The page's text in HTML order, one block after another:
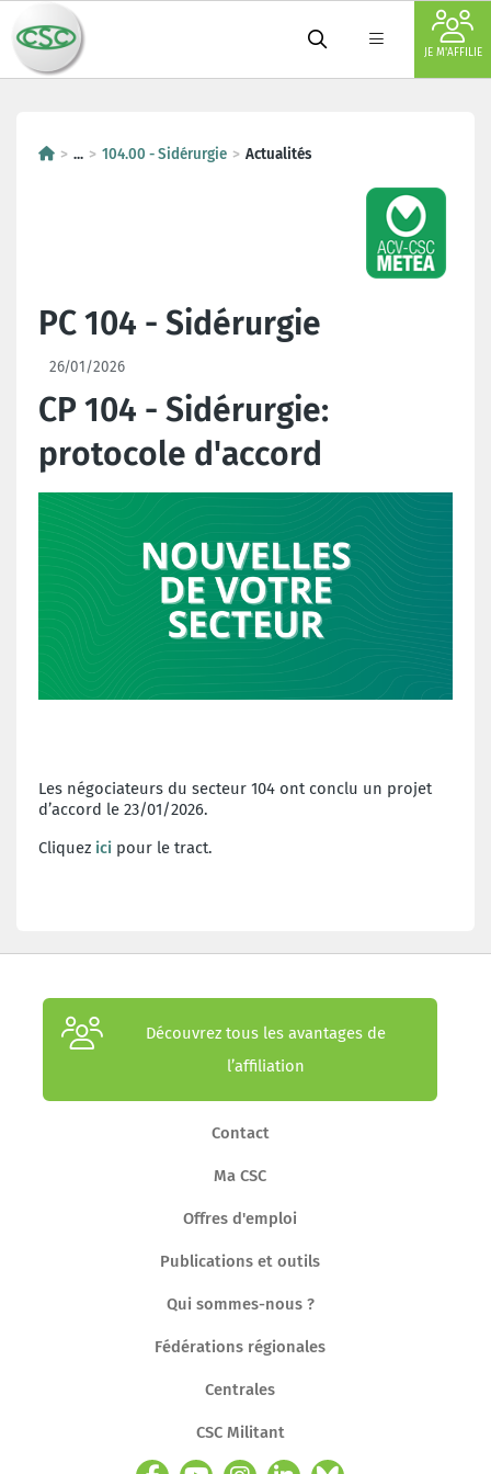
JE M'AFFILIE
... 104.00 - Sidérurgie Actualités
PC 104 - Sidérurgie
26/01/2026
CP 104 - Sidérurgie:
protocole d'accord
Les négociateurs du secteur 104 ont conclu un projet
d’accord le 23/01/2026.
Cliquez ici pour le tract.
Découvrez tous les avantages de
l’affiliation
Contact
Ma CSC
Offres d'emploi
Publications et outils
Qui sommes-nous ?
Fédérations régionales
Centrales
CSC Militant